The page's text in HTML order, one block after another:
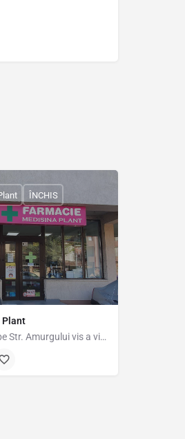
Plant
Farmacia Plafar este situata pe Str. Amurgului vis a vis de La Strada Mall
Romania, 44.37211, 26.14961
ÎNCHIS